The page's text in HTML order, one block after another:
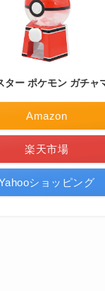
ター ポケモン ガチャ
Amazon
楽天市場
ショッピング